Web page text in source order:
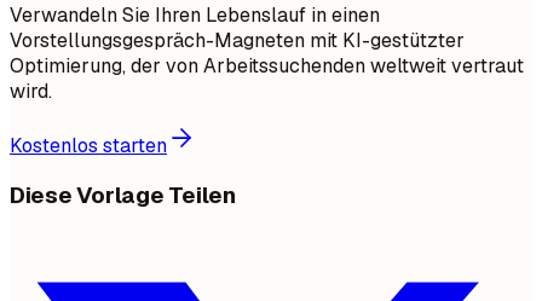
Verwandeln Sie Ihren Lebenslauf in einen
Vorstellungsgespräch-Magneten mit KI-gestützter
Optimierung, der von Arbeitssuchenden weltweit vertraut
wird.
Kostenlos starten
Diese Vorlage Teilen